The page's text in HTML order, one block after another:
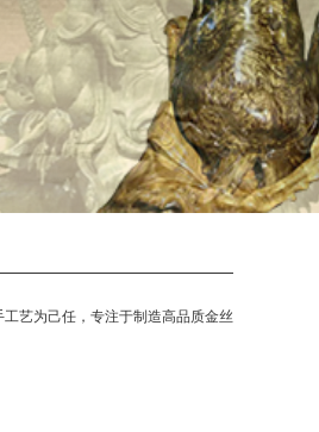
艺为己任，专注于制造高品质金丝